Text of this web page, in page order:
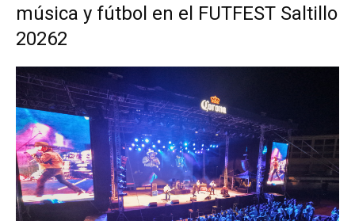
música y fútbol en el FUTFEST Saltillo
20262